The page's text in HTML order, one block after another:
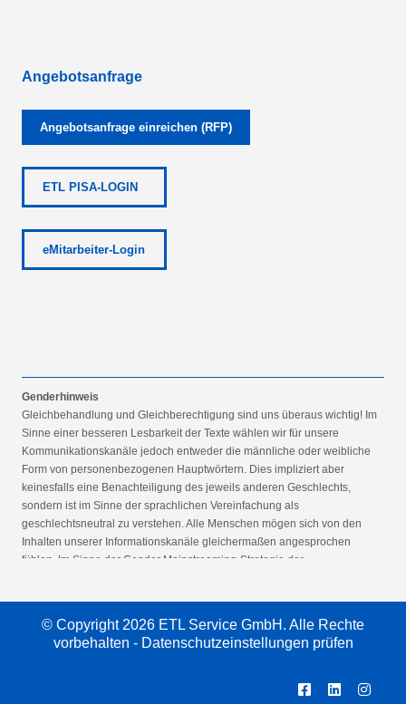
Angebotsanfrage
Angebotsanfrage einreichen (RFP)
ETL PISA-LOGIN
eMitarbeiter-Login
Genderhinweis
Gleichbehandlung und Gleichberechtigung sind uns überaus wichtig! Im
Sinne einer besseren Lesbarkeit der Texte wählen wir für unsere
Kommunikationskanäle jedoch entweder die männliche oder weibliche
Form von personenbezogenen Hauptwörtern. Dies impliziert aber
keinesfalls eine Benachteiligung des jeweils anderen Geschlechts,
sondern ist im Sinne der sprachlichen Vereinfachung als
geschlechtsneutral zu verstehen. Alle Menschen mögen sich von den
Inhalten unserer Informationskanäle gleichermaßen angesprochen
fühlen. Im Sinne der Gender Mainstreaming-Strategie der
© Copyright 2026 ETL Service GmbH. Alle Rechte
vorbehalten - Datenschutzeinstellungen prüfen